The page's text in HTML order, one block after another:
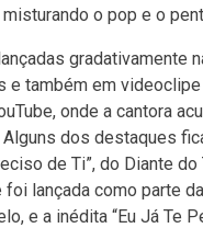
misturando o pop e o
gradativamente
e também em videoclipe
onde a cantora
dos destaques
de Ti”, do Diante do
foi lançada como parte
e a inédita “Eu Já Te